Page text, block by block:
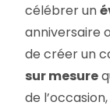
célébrer un
anniversaire
de créer un
sur mesure
de